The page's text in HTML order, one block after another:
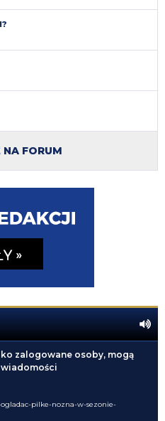
NA FORUM
zalogowane osoby, mogą
ogladac-pilke-nozna-w-sezonie-